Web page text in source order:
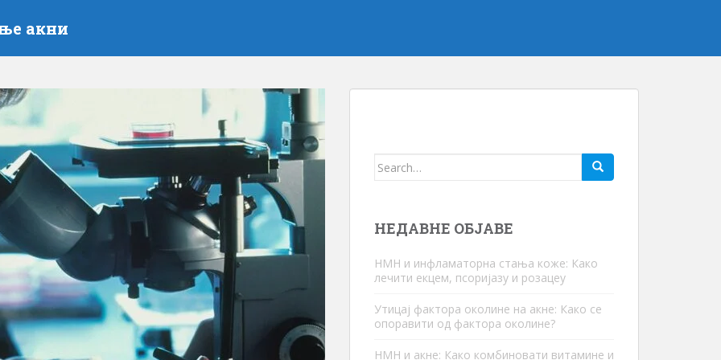
акни
Тражити:
НЕДАВНЕ ОБЈАВЕ
НМН и инфламаторна стања коже: Како
лечити екцем, псоријазу и розацеу
Утицај фактора околине на акне: Како се
опоравити од фактора околине?
НМН и акне: Како комбиновати витамине и